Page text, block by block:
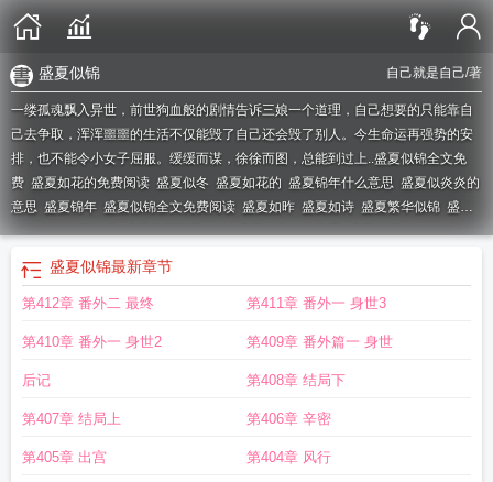
自己就是自己/著
盛夏似锦
一缕孤魂飘入异世，前世狗血般的剧情告诉三娘一个道理，自己想要的只能靠自
己去争取，浑浑噩噩的生活不仅能毁了自己还会毁了别人。今生命运再强势的安
排，也不能令小女子屈服。缓缓而谋，徐徐而图，总能到过上..盛夏似锦全文免
费 盛夏如花的免费阅读 盛夏似冬 盛夏如花的 盛夏锦年什么意思 盛夏似炎炎的
意思 盛夏锦年 盛夏似锦全文免费阅读 盛夏如昨 盛夏如诗 盛夏繁华似锦 盛夏
似冬全文免费阅读盛夏将至繁花似锦盛夏如花什么意思盛夏如花
盛夏似锦最新章节
第412章 番外二 最终 第411章 番外一 身世3
第410章 番外一 身世2 第409章 番外篇一 身世
后记 第408章 结局下
第407章 结局上 第406章 辛密
第405章 出宫 第404章 风行